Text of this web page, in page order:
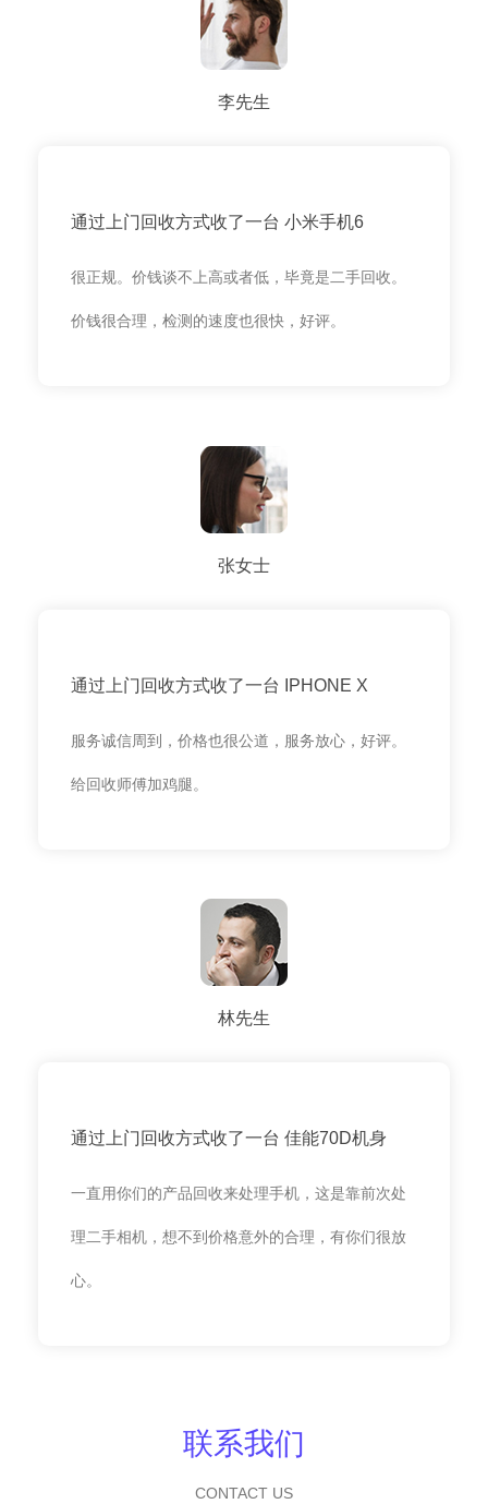
李先生
通过上门回收方式收了一台 小米手机6
很正规。价钱谈不上高或者低，毕竟是二手回收。
价钱很合理，检测的速度也很快，好评。
张女士
通过上门回收方式收了一台 IPHONE X
服务诚信周到，价格也很公道，服务放心，好评。
给回收师傅加鸡腿。
林先生
通过上门回收方式收了一台 佳能70D机身
一直用你们的产品回收来处理手机，这是靠前次处
理二手相机，想不到价格意外的合理，有你们很放
心。
联系我们
CONTACT US